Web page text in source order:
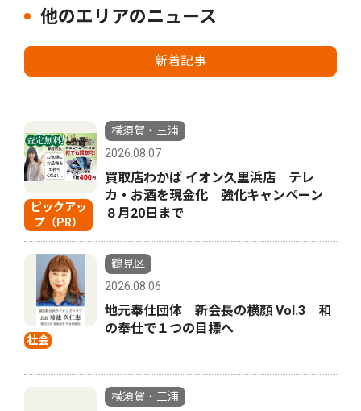
他のエリアのニュース
新着記事
ピックアッ
プ（PR）
横須賀・三浦
2026.08.07
買取店わかば イオン久里浜店 テレ
カ・お酒を現金化 強化キャンペーン
８月20日まで
社会
鶴見区
2026.08.06
地元奉仕団体 新会長の横顔 Vol.3 和
の奉仕で１つの目標へ
横須賀・三浦